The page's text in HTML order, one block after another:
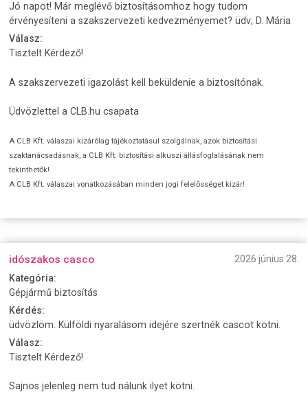
Jó napot! Már meglévő biztosításomhoz hogy tudom
érvényesíteni a szakszervezeti kedvezményemet? üdv; D. Mária
Válasz:
Tisztelt Kérdező!
A szakszervezeti igazolást kell beküldenie a biztosítónak.
Üdvözlettel a CLB.hu csapata
A CLB Kft. válaszai kizárólag tájékoztatásul szolgálnak, azok biztosítási
szaktanácsadásnak, a CLB Kft. biztosítási alkuszi állásfoglalásának nem
tekinthetők!
A CLB Kft. válaszai vonatkozásában minden jogi felelősséget kizár!
idószakos casco
2026 június 28.
Kategória:
Gépjármű biztosítás
Kérdés:
üdvözlöm. Külföldi nyaralásom idejére szertnék cascot kötni.
Válasz:
Tisztelt Kérdező!
Sajnos jelenleg nem tud nálunk ilyet kötni.